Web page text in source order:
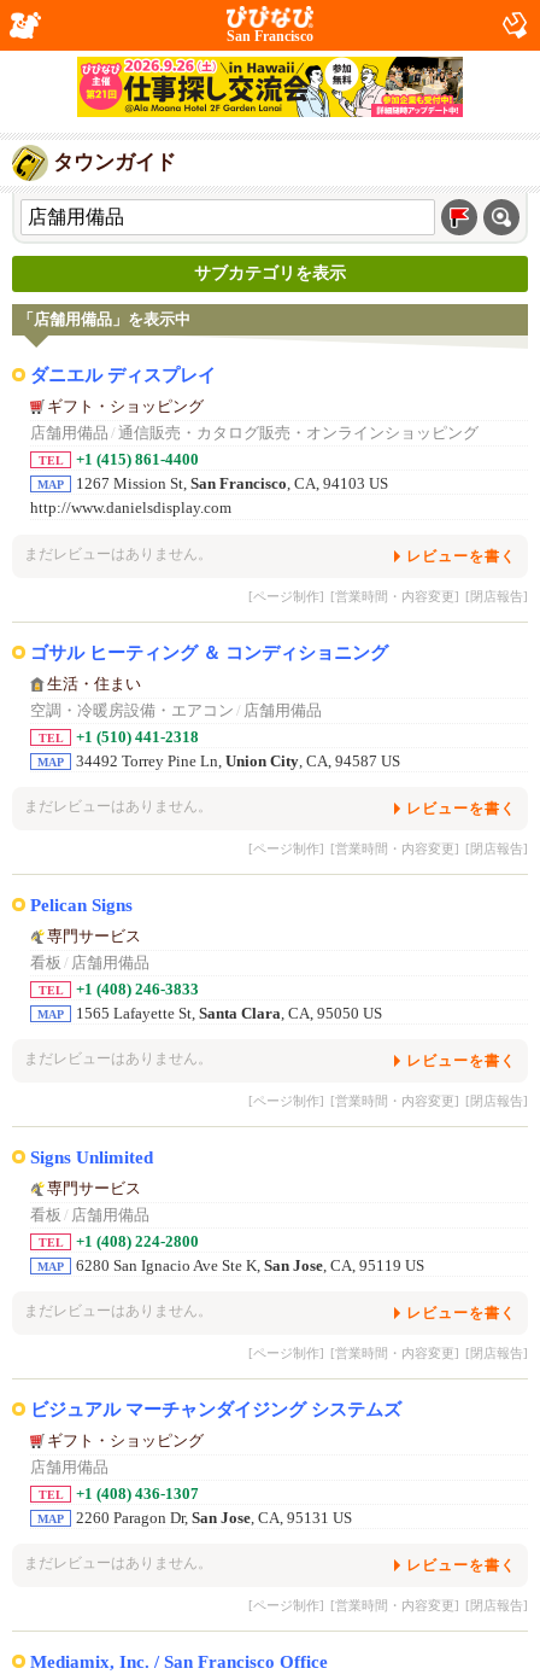
San Francisco
タウンガイド
サブカテゴリを表示
「店舗用備品」を表示中
ダニエル ディスプレイ
ギフト・ショッピング
店舗用備品 / 通信販売・カタログ販売・オンラインショッピング
TEL +1 (415) 861-4400
MAP 1267 Mission St, San Francisco, CA, 94103 US
http://www.danielsdisplay.com
まだレビューはありません。 レビューを書く
[ページ制作] [営業時間・内容変更] [閉店報告]
ゴサル ヒーティング ＆ コンディショニング
生活・住まい
空調・冷暖房設備・エアコン / 店舗用備品
TEL +1 (510) 441-2318
MAP 34492 Torrey Pine Ln, Union City , CA, 94587 US
まだレビューはありません。 レビューを書く
[ページ制作] [営業時間・内容変更] [閉店報告]
Pelican Signs
専門サービス
看板 / 店舗用備品
TEL +1 (408) 246-3833
MAP 1565 Lafayette St, Santa Clara , CA, 95050 US
まだレビューはありません。 レビューを書く
[ページ制作] [営業時間・内容変更] [閉店報告]
Signs Unlimited
専門サービス
看板 / 店舗用備品
TEL +1 (408) 224-2800
MAP 6280 San Ignacio Ave Ste K, San Jose , CA, 95119 US
まだレビューはありません。 レビューを書く
[ページ制作] [営業時間・内容変更] [閉店報告]
ビジュアル マーチャンダイジング システムズ
ギフト・ショッピング
店舗用備品
TEL +1 (408) 436-1307
MAP 2260 Paragon Dr, San Jose , CA, 95131 US
まだレビューはありません。 レビューを書く
[ページ制作] [営業時間・内容変更] [閉店報告]
Mediamix, Inc. / San Francisco Office